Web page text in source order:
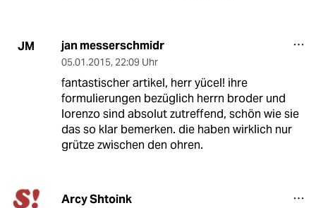
JM jan messerschmidr
05.01.2015, 22:09 Uhr
fantastischer artikel, herr yücel! ihre
formulierungen bezüglich herrn broder und
lorenzo sind absolut zutreffend, schön wie sie
das so klar bemerken. die haben wirklich nur
grütze zwischen den ohren.
Arcy Shtoink